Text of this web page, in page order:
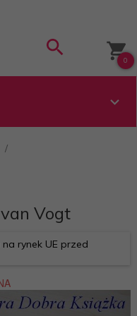
0
Vogt
rynek UE przed